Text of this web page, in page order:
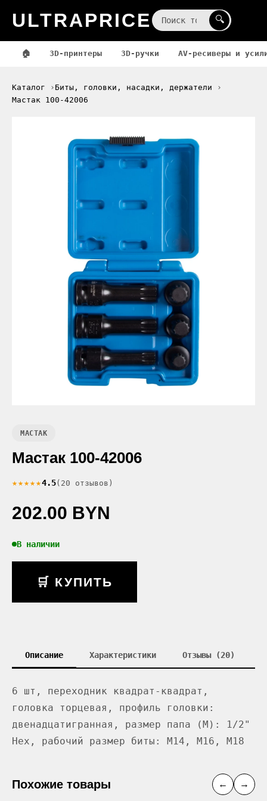
ULTRAPRICE 🔍
🏠 3D-принтеры 3D-ручки AV-ресиверы и
Каталог
Биты, головки, насадки, держатели
Мастак 100-42006
МАСТАК
Мастак 100-42006
★★★★★4.5(20 отзывов)
202.00 BYN
В наличии
🛒 КУПИТЬ
Описание Характеристики Отзывы (20)
6 шт, переходник квадрат-квадрат,
головка торцевая, профиль головки:
двенадцатигранная, размер папа (M): 1/2"
Hex, рабочий размер биты: M14, M16, M18
Похожие товары ← →